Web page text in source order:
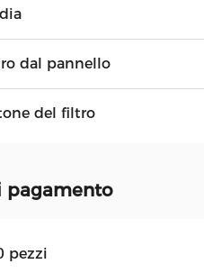
dal pannello
del filtro
pagamento
pezzi